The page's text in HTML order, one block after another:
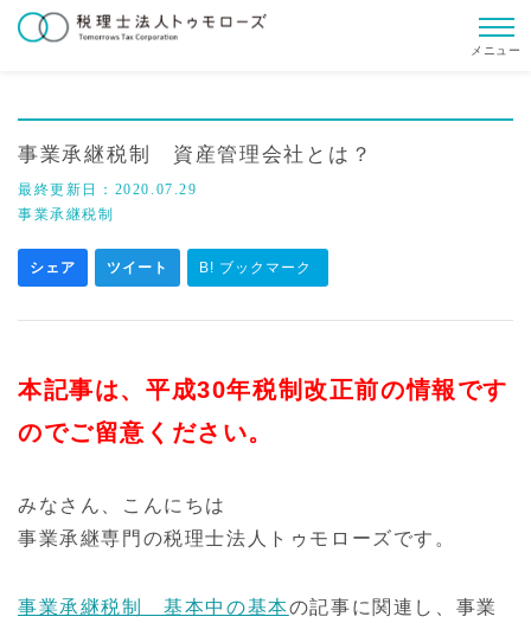
メニュー
事業承継税制 資産管理会社とは？
最終更新日： 2020.07.29
事業承継税制
シェア ツイート B! ブックマーク
本記事は、平成30年税制改正前の情報です
のでご留意ください。
みなさん、こんにちは
事業承継専門の税理士法人トゥモローズです。
事業承継税制 基本中の基本の記事に関連し、事業